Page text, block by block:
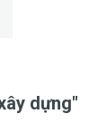
dựng"